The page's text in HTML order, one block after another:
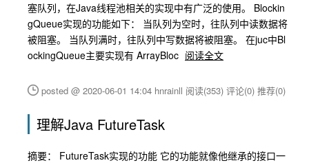
塞队列，在Java线程池相关的实现中有广泛的使用。 Blockin
gQueue实现的功能如下： 当队列为空时，往队列中读数据将
被阻塞。 当队列满时，往队列中写数据将被阻塞。 在juc中Bl
ockingQueue主要实现有 ArrayBloc 阅读全文
posted @ 2020-06-01 14:04 hnrainll 阅读(353) 评论(0) 推荐(0)
理解Java FutureTask
摘要： FutureTask实现的功能 它的功能就像他继承的接口一